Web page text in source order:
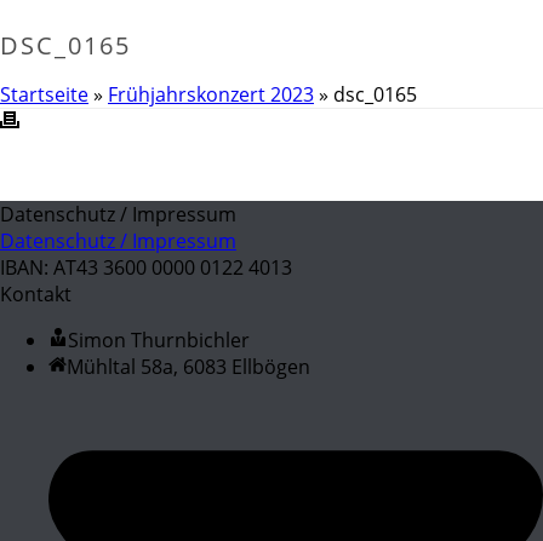
DSC_0165
Startseite» Frühjahrskonzert 2023» dsc_0165
Datenschutz / Impressum
Datenschutz / Impressum
IBAN: AT43 3600 0000 0122 4013
Kontakt
Simon Thurnbichler
Mühltal 58a, 6083 Ellbögen